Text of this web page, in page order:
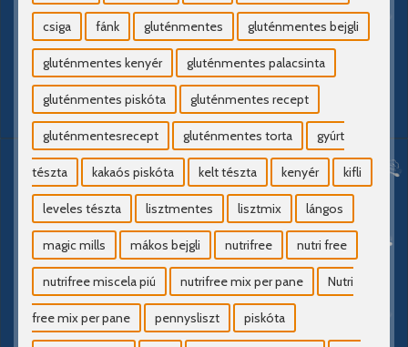
csiga fánk gluténmentes gluténmentes bejgli
gluténmentes kenyér gluténmentes palacsinta
gluténmentes piskóta gluténmentes recept
gluténmentesrecept gluténmentes torta gyúrt
tészta kakaós piskóta kelt tészta kenyér kifli
leveles tészta lisztmentes lisztmix lángos
magic mills mákos bejgli nutrifree nutri free
nutrifree miscela piú nutrifree mix per pane Nutri
free mix per pane pennysliszt piskóta